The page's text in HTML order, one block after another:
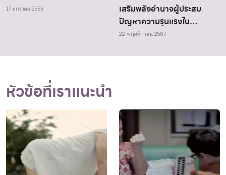
17 มกราคม 2568
เสริมพลังอำนาจผู้ประสบ
ปัญหาความรุนแรงใน
ครอบครัว ของมูลนิธิหญิงชาย
สัมพันธ์
22 พฤศจิกายน 2567
หัวข้อที่เราแนะนำ